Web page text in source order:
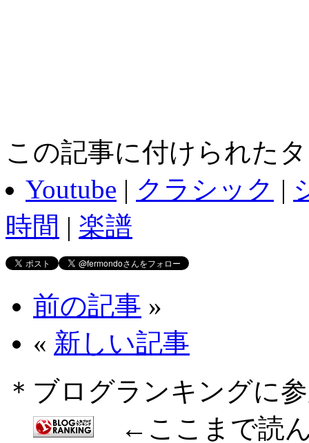
この記事に付けられた
Youtube | クラシック |
時間 | 楽譜
前の記事 »
« 新しい記事
＊ブログランキングに
←ここまで読ん